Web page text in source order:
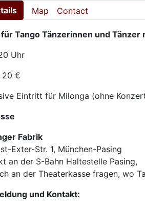
Map Contact
für Tango Tänzerinnen und
Uhr
20 €
Eintritt für Milonga (ohne
Fabrik
Exter-Str. 1, München-Pasing
an der S-Bahn Haltestelle Pasing,
an der Theaterkasse fragen, wo
und Kontakt: